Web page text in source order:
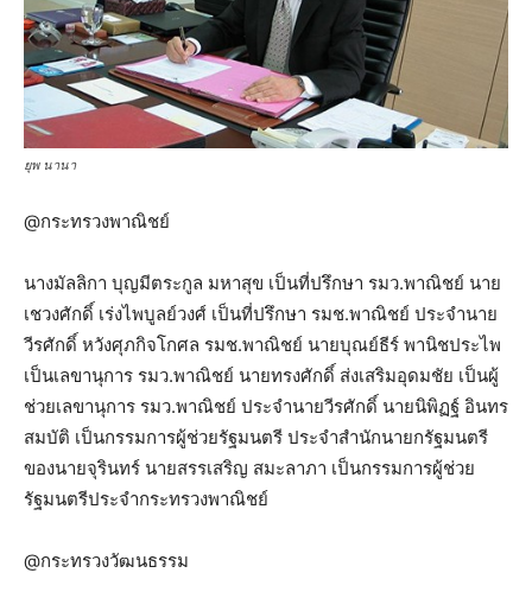
ยุพ นานา
@กระทรวงพาณิชย์
นางมัลลิกา บุญมีตระกูล มหาสุข เป็นที่ปรึกษา รมว.พาณิชย์ นาย
เชวงศักดิ์ เร่งไพบูลย์วงศ์ เป็นที่ปรึกษา รมช.พาณิชย์ ประจำนาย
วีรศักดิ์ หวังศุภกิจโกศล รมช.พาณิชย์ นายบุณย์ธีร์ พานิชประไพ
เป็นเลขานุการ รมว.พาณิชย์ นายทรงศักดิ์ ส่งเสริมอุดมชัย เป็นผู้
ช่วยเลขานุการ รมว.พาณิชย์ ประจำนายวีรศักดิ์ นายนิพิฏฐ์ อินทร
สมบัติ เป็นกรรมการผู้ช่วยรัฐมนตรี ประจำสำนักนายกรัฐมนตรี
ของนายจุรินทร์ นายสรรเสริญ สมะลาภา เป็นกรรมการผู้ช่วย
รัฐมนตรีประจำกระทรวงพาณิชย์
@กระทรวงวัฒนธรรม